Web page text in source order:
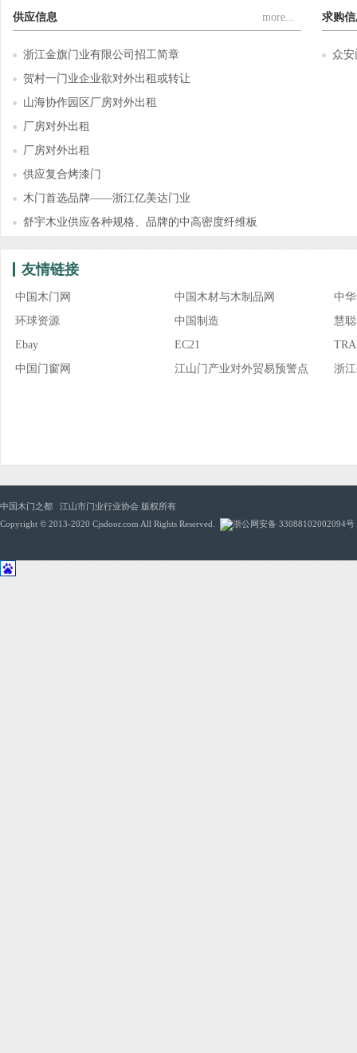
供应信息 more...
浙江金旗门业有限公司招工简章
贺村一门业企业欲对外出租或转让
山海协作园区厂房对外出租
厂房对外出租
厂房对外出租
供应复合烤漆门
木门首选品牌——浙江亿美达门业
舒宇木业供应各种规格、品牌的中高密度纤维板
求购
众安
友情链接
中国木门网 中国木材与木制品网
中
环球资源
中国制造
慧
Ebay
EC21
中国门窗网
江山门产业对外贸易预警点 浙
中国木门之都 江山市门业行业协会 版权所有
Copyright © 2013-2020 Cjsdoor.com All Rights Reserved.
浙公网安备 33088102002094号